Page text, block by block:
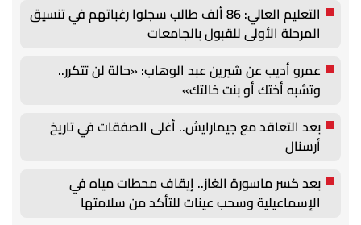
التعليم العالي: 86 ألف طالب سجلوا رغباتهم في تنسيق
المرحلة الأولى للقبول بالجامعات
عمرو أديب عن شيرين عبد الوهاب: «حالة لن تتكرر..
وتشبه أختك أو بنت خالتك»
بعد التعاقد مع جيمارايش.. أغلى الصفقات في تاريخ
أرسنال
بعد كسر ماسورة الغاز.. إيقاف محطات مياه في
الإسماعيلية وسحب عينات للتأكد من سلامتها